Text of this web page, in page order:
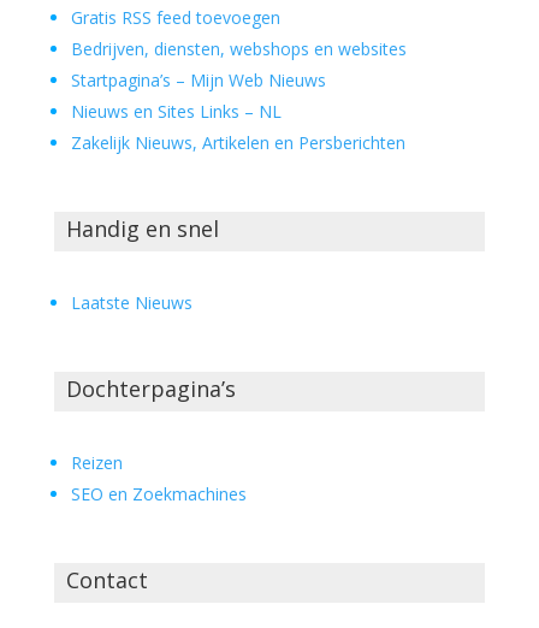
Gratis RSS feed toevoegen
Bedrijven, diensten, webshops en websites
Startpagina’s – Mijn Web Nieuws
Nieuws en Sites Links – NL
Zakelijk Nieuws, Artikelen en Persberichten
Handig en snel
Laatste Nieuws
Dochterpagina’s
Reizen
SEO en Zoekmachines
Contact